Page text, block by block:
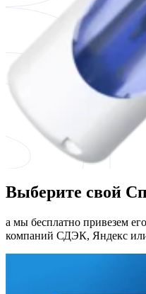
Выберите свой
а мы бесплатно привезем
компаний СДЭК, Яндекс